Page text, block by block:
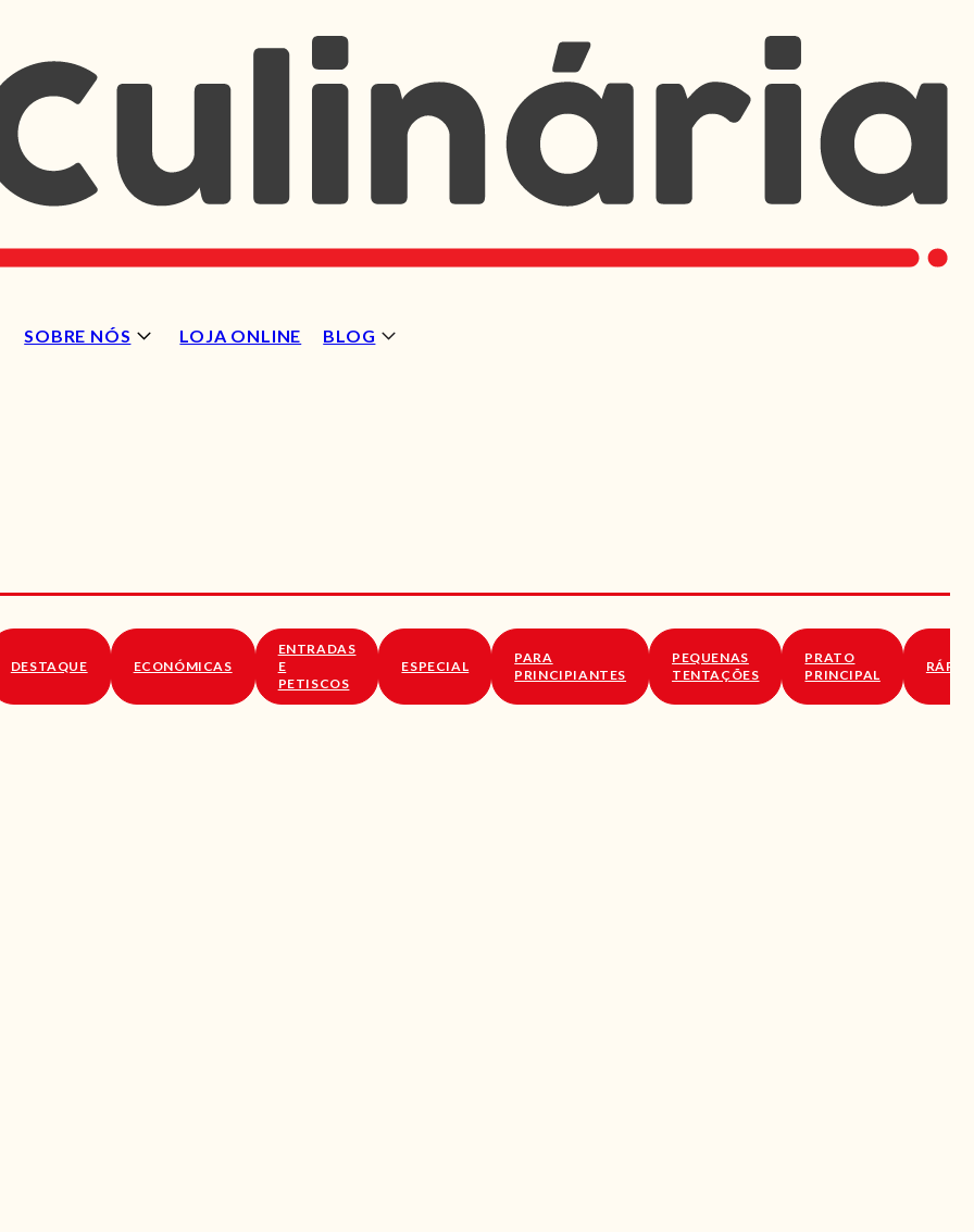
SOBRE NÓS LOJA ONLINE BLOG
SOBRE NÓS
DESTAQUE ECONÓMICAS
ENTRADAS
E
PETISCOS
ESPECIAL
PARA
PRINCIPIANTES
PEQUENAS
TENTAÇÕES
PRATO
PRINCIPAL